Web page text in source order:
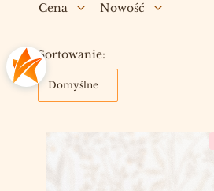
Cena Nowość
Lista produktów
Sortowanie:
Domyślne